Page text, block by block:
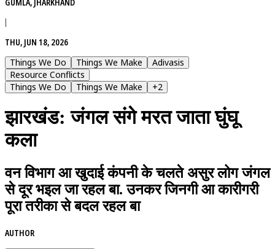
|
THU, JUN 18, 2026
Things We Do
Things We Make
Adivasis
Resource Conflicts
Things We Do
Things We Make +2
झारखंड: जंगल संगे मरत जाता घुंघू
कला
वन विभाग आ खुदाई कंपनी के चलते असुर लोग जंगल
से दूर भइल जा रहल बा. उनकर जिनगी आ कारीगरी
पूरा तरीका से बदल रहल बा
AUTHOR